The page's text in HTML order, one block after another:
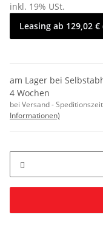
inkl. 19% USt.
Leasing ab 129,02
am Lager bei
4 Wochen
bei Versand -
Informationen)